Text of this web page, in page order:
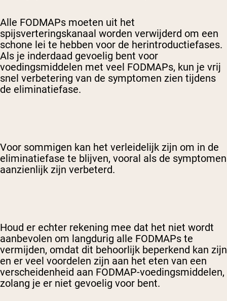
Alle FODMAPs moeten uit het
spijsverteringskanaal worden verwijderd om een
schone lei te hebben voor de herintroductiefases.
Als je inderdaad gevoelig bent voor
voedingsmiddelen met veel FODMAPs, kun je vrij
snel verbetering van de symptomen zien tijdens
de eliminatiefase.
Voor sommigen kan het verleidelijk zijn om in de
eliminatiefase te blijven, vooral als de symptomen
aanzienlijk zijn verbeterd.
Houd er echter rekening mee dat het niet wordt
aanbevolen om langdurig alle FODMAPs te
vermijden, omdat dit behoorlijk beperkend kan zijn
en er veel voordelen zijn aan het eten van een
verscheidenheid aan FODMAP-voedingsmiddelen,
zolang je er niet gevoelig voor bent.